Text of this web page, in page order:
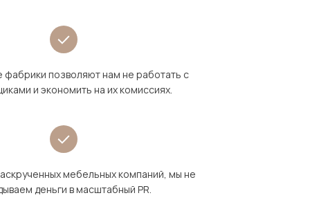
фабрики позволяют нам не работать с
и экономить на их комиссиях.
мебельных компаний, мы не
деньги в масштабный PR.